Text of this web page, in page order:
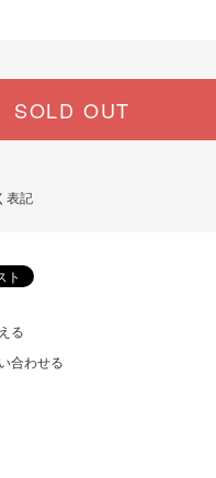
SOLD OUT
表記
る
合わせる